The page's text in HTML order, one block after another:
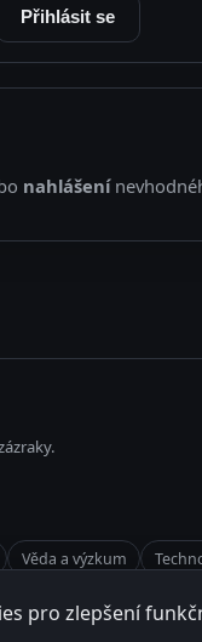
Přihlásit se
nahlášení
Věda a výzkum
RSSObecné podmínky
pro zlepšení